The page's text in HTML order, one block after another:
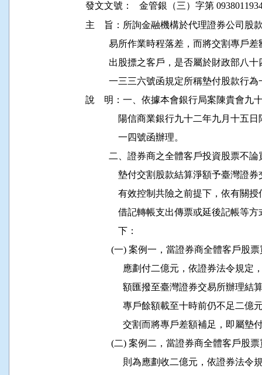
發文文號：
金管銀（三）字第
主    旨：所詢金融機構於代理證券公司股
易所作業時程落差，而將交割專
出股摽之客戶，是否屬於財政部
一三三六號函規定所稱墊付股款行
說    明：一、依據本會銀行局案陳貴會九
陽信商業銀行九十二年九月十
              一四號函辦理。
二、證券商之全體客戶投資股票
墊付交割股款結算淨額予臺灣
有效控制共險之前提下，依有
借記轉帳支出傳票或延後記帳
              下：
(一) 案例一，當證券商全體客戶
應劃付二億元，依證券法令
額匯撥至臺灣證券交易所辦
專戶餘額載至十時前仍不足
交割而將專戶差額補足，即屬
(二) 案例二，當證券商全體客戶
則為應劃收二億元，依證券